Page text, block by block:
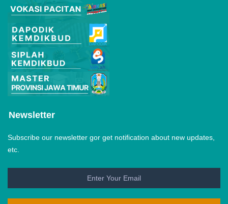
Newsletter
Subscribe our newsletter gor get notification about new updates,
etc.